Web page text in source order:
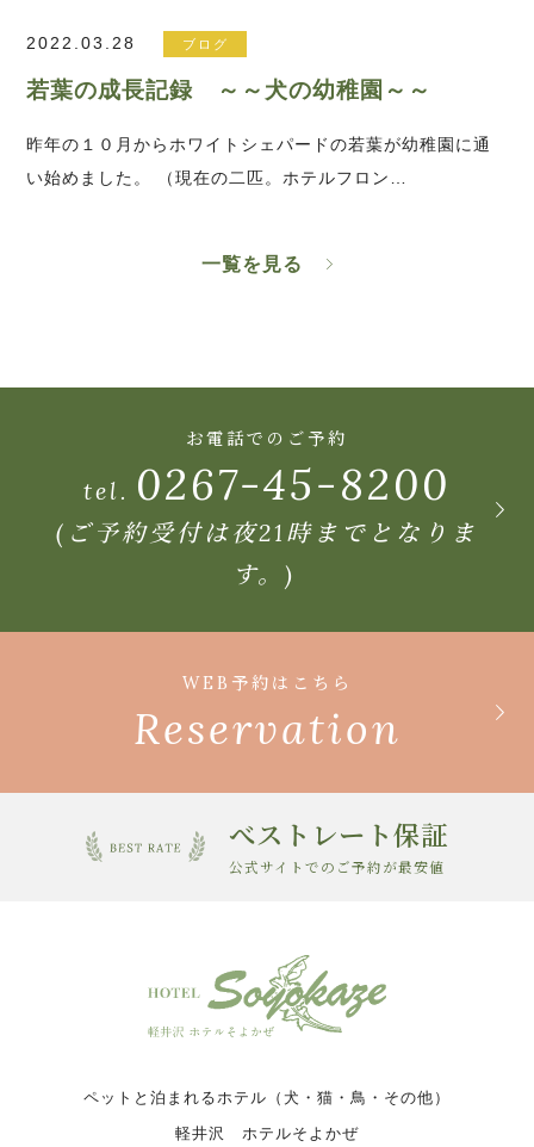
2022.03.28 ブログ
若葉の成長記録 ～～犬の幼稚園～～
昨年の１０月からホワイトシェパードの若葉が幼稚園に通
い始めました。 （現在の二匹。ホテルフロン…
一覧を見る
お電話でのご予約
tel. 0267-45-8200
(ご予約受付は夜21時までとなりま
す。)
WEB予約はこちら
Reservation
べストレート保証
公式サイトでのご予約が最安値
ペットと泊まれるホテル（犬・猫・鳥・その他）
軽井沢 ホテルそよかぜ